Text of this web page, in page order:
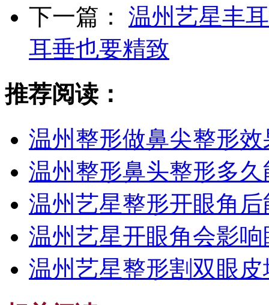
下一篇：
温州艺星丰
耳垂也要精致
推荐阅读：
温州整形做鼻尖整形
温州整形鼻头整形多
温州艺星整形开眼角
温州艺星开眼角会影
温州艺星整形割双眼